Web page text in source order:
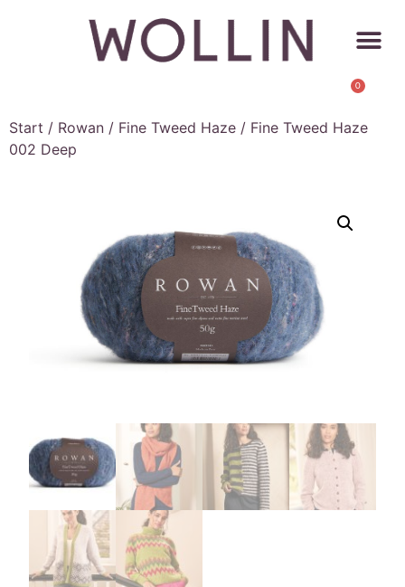
0
Start / Rowan / Fine Tweed Haze / Fine Tweed Haze
002 Deep